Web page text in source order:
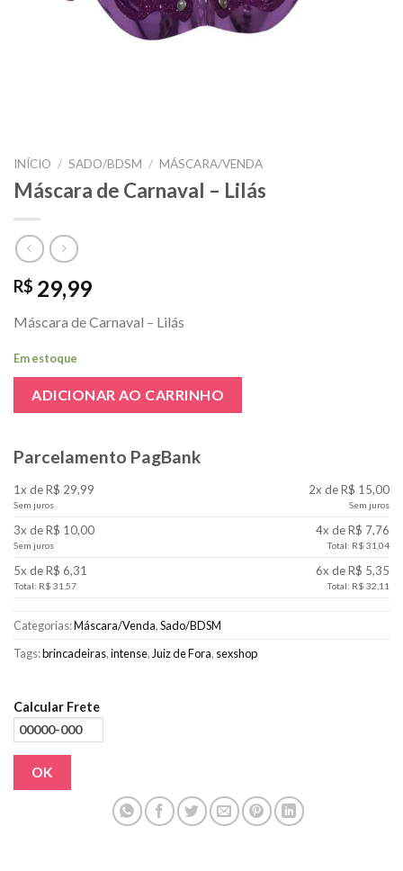
INÍCIO / SADO/BDSM / MÁSCARA/VENDA
Máscara de Carnaval – Lilás
R$ 29,99
Máscara de Carnaval – Lilás
Em estoque
ADICIONAR AO CARRINHO
Parcelamento PagBank
1x de R$ 29,99
Sem juros
2x de R$ 15,00
Sem juros
3x de R$ 10,00
Sem juros
4x de R$ 7,76
Total: R$ 31,04
5x de R$ 6,31
Total: R$ 31,57
6x de R$ 5,35
Total: R$ 32,11
Categorias:Máscara/Venda,Sado/BDSM
Tags:brincadeiras,intense, Juiz de Fora, sexshop
Calcular Frete
OK